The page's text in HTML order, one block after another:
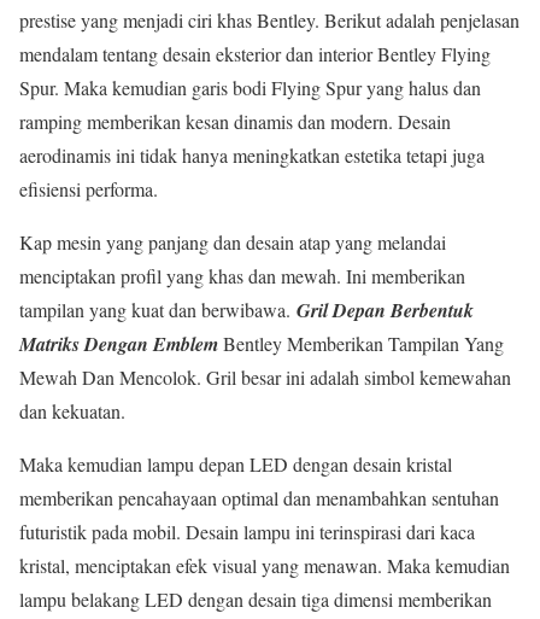
prestise yang menjadi ciri khas Bentley. Berikut adalah penjelasan
mendalam tentang desain eksterior dan interior Bentley Flying
Spur. Maka kemudian garis bodi Flying Spur yang halus dan
ramping memberikan kesan dinamis dan modern. Desain
aerodinamis ini tidak hanya meningkatkan estetika tetapi juga
efisiensi performa.
Kap mesin yang panjang dan desain atap yang melandai
menciptakan profil yang khas dan mewah. Ini memberikan
tampilan yang kuat dan berwibawa. Gril Depan Berbentuk
Matriks Dengan EmblemBentley Memberikan Tampilan Yang
Mewah Dan Mencolok. Gril besar ini adalah simbol kemewahan
dan kekuatan.
Maka kemudian lampu depan LED dengan desain kristal
memberikan pencahayaan optimal dan menambahkan sentuhan
futuristik pada mobil. Desain lampu ini terinspirasi dari kaca
kristal, menciptakan efek visual yang menawan. Maka kemudian
lampu belakang LED dengan desain tiga dimensi memberikan